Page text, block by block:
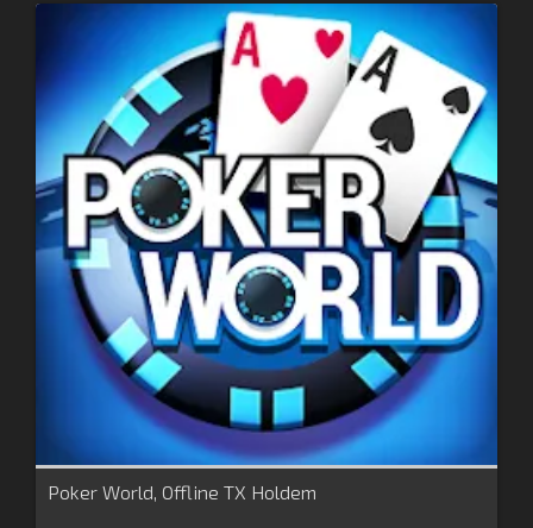
Poker World, Offline TX Holdem